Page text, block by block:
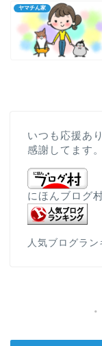
ヤマチん家
いつも応援あ
感謝してます。
にほんブログ
人気ブログラン